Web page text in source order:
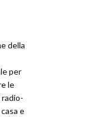
della
per
le
e